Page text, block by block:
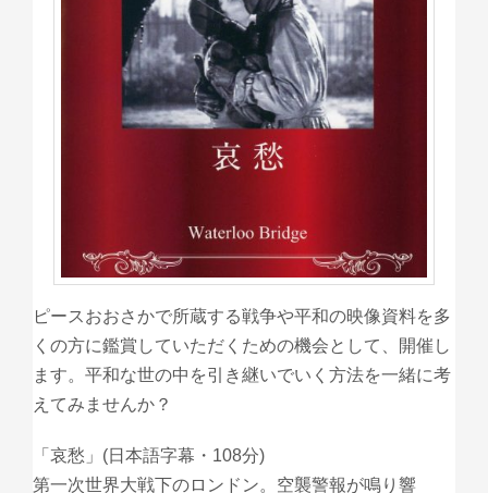
ピースおおさかで所蔵する戦争や平和の映像資料を多
くの方に鑑賞していただくための機会として、開催し
ます。平和な世の中を引き継いでいく方法を一緒に考
えてみませんか？
「哀愁」(日本語字幕・108分)
第一次世界大戦下のロンドン。空襲警報が鳴り響